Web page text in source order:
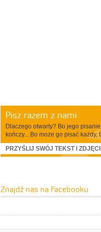
Pisz razem z nami
Dlaczego otwarty? Bo jego
kończy... Bo może go pisać każdy,
PRZYŚLIJ SWÓJ TEKST I
Znajdź nas na Facebooku